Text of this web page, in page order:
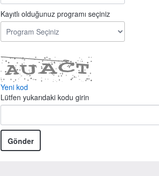
Kayıtlı olduğunuz programı seçiniz
Yeni kod
Lütfen yukarıdaki kodu girin
Gönder